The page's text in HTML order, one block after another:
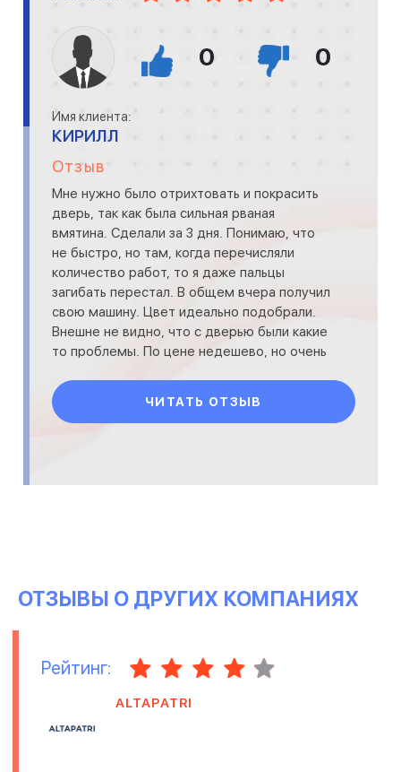
0 0
Имя клиента:
КИРИЛЛ
Отзыв
Мне нужно было отрихтовать и покрасить
дверь, так как была сильная рваная
вмятина. Сделали за 3 дня. Понимаю, что
не быстро, но там, когда перечисляли
количество работ, то я даже пальцы
загибать перестал. В общем вчера получил
свою машину. Цвет идеально подобрали.
Внешне не видно, что с дверью были какие
то проблемы. По цене недешево, но очень
ЧИТАТЬ ОТЗЫВ
ОТЗЫВЫ О ДРУГИХ КОМПАНИЯХ
Рейтинг:
ALTAPATRI